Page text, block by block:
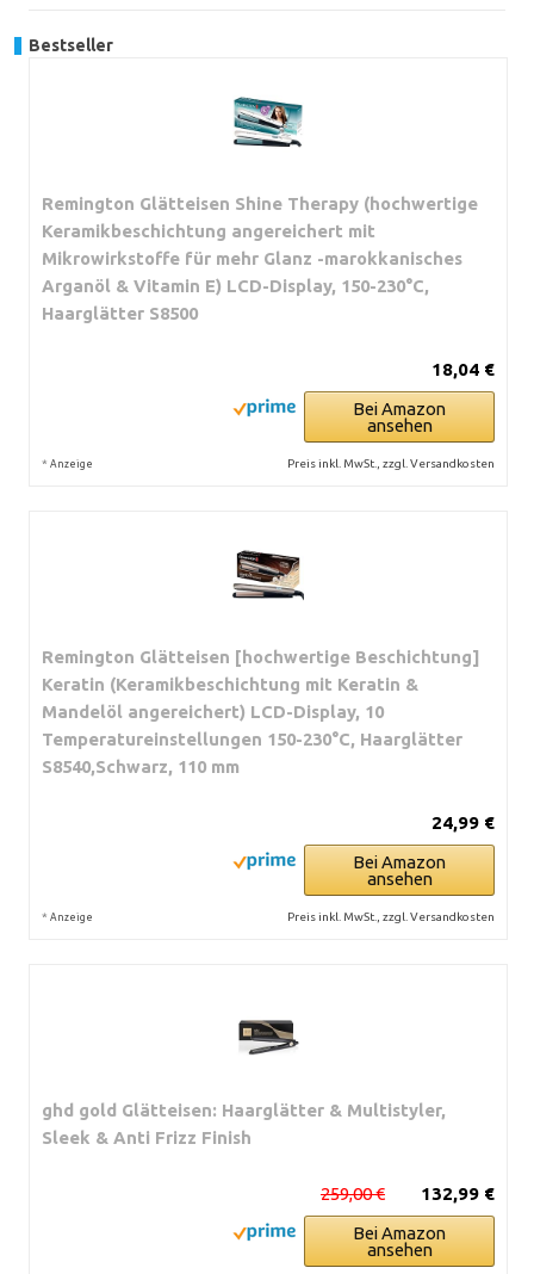
Bestseller
Remington Glätteisen Shine Therapy (hochwertige
Keramikbeschichtung angereichert mit
Mikrowirkstoffe für mehr Glanz -marokkanisches
Arganöl & Vitamin E) LCD-Display, 150-230°C,
Haarglätter S8500
18,04 €
Bei Amazon
ansehen
* Anzeige Preis inkl. MwSt., zzgl. Versandkosten
Remington Glätteisen [hochwertige Beschichtung]
Keratin (Keramikbeschichtung mit Keratin &
Mandelöl angereichert) LCD-Display, 10
Temperatureinstellungen 150-230°C, Haarglätter
S8540,Schwarz, 110 mm
24,99 €
Bei Amazon
ansehen
* Anzeige Preis inkl. MwSt., zzgl. Versandkosten
ghd gold Glätteisen: Haarglätter & Multistyler,
Sleek & Anti Frizz Finish
132,99 €
259,00 €
Bei Amazon
ansehen